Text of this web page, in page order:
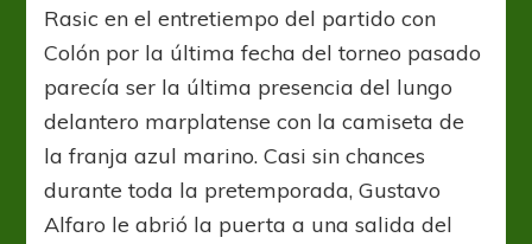
Rasic en el entretiempo del partido con
Colón por la última fecha del torneo pasado
parecía ser la última presencia del lungo
delantero marplatense con la camiseta de
la franja azul marino. Casi sin chances
durante toda la pretemporada, Gustavo
Alfaro le abrió la puerta a una salida del